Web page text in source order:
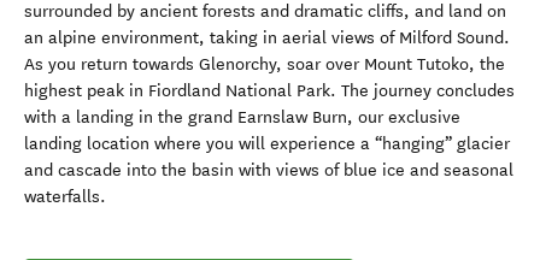
surrounded by ancient forests and dramatic cliffs, and land on
an alpine environment, taking in aerial views of Milford Sound.
As you return towards Glenorchy, soar over Mount Tutoko, the
highest peak in Fiordland National Park. The journey concludes
with a landing in the grand Earnslaw Burn, our exclusive
landing location where you will experience a “hanging” glacier
and cascade into the basin with views of blue ice and seasonal
waterfalls.